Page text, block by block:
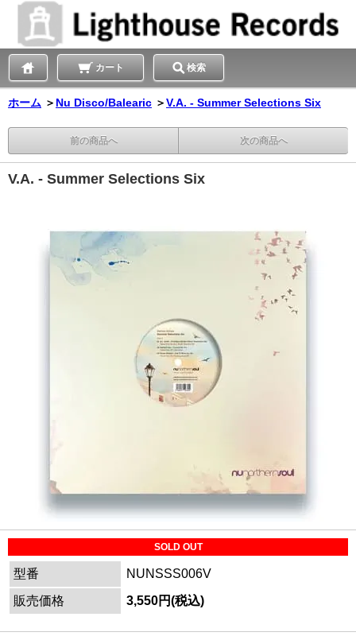
カート 検索
ホーム ＞ Nu Disco/Balearic ＞V.A. - Summer Selections Six
前の商品へ 次の商品へ
V.A. - Summer Selections Six
SOLD OUT
型番
NUNSSS006V
販売価格
3,550円(税込)